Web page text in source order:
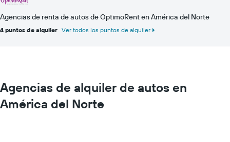
Agencias de renta de autos de OptimoRent en América del Norte
4 puntos de alquiler Ver todos los puntos de alquiler
Agencias de alquiler de autos en
América del Norte